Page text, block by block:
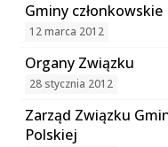
Gminy członkowskie
12 marca 2012
Organy Związku
28 stycznia 2012
Zarząd Związku
Polskiej